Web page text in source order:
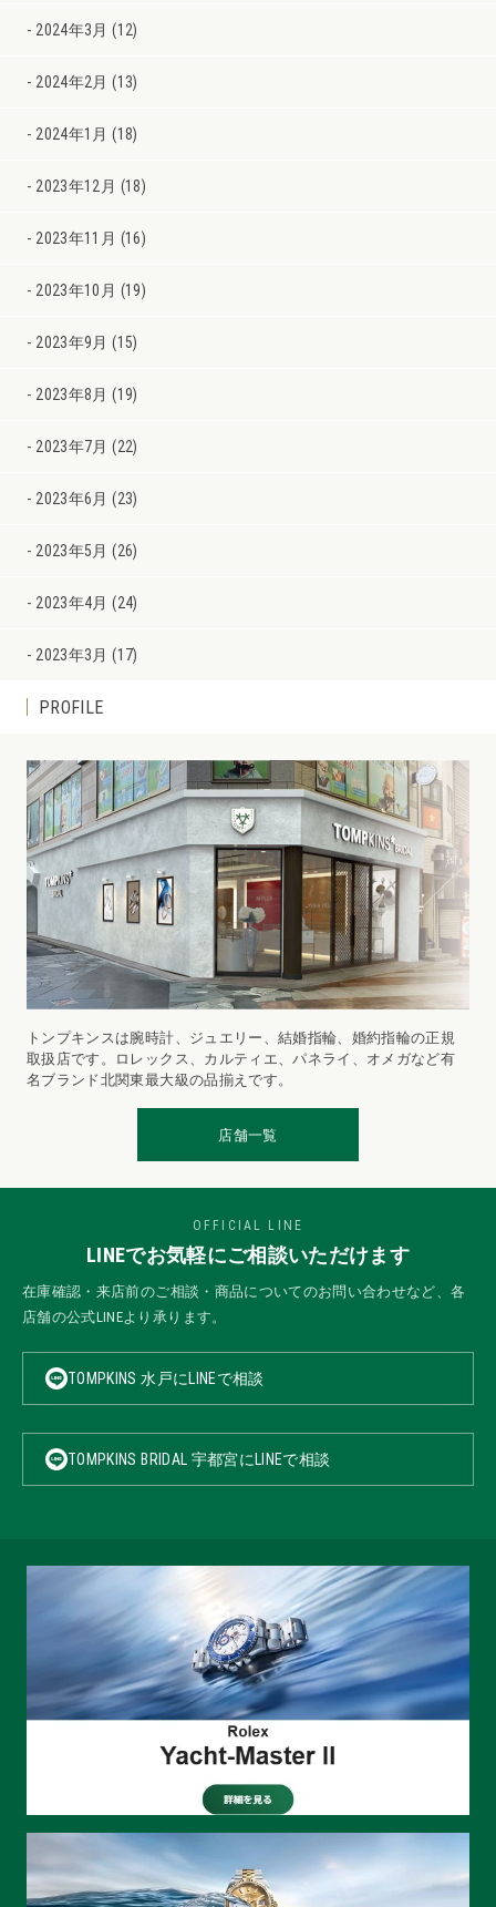
2024年3月 (12)
2024年2月 (13)
2024年1月 (18)
2023年12月 (18)
2023年11月 (16)
2023年10月 (19)
2023年9月 (15)
2023年8月 (19)
2023年7月 (22)
2023年6月 (23)
2023年5月 (26)
2023年4月 (24)
2023年3月 (17)
PROFILE
トンプキンスは腕時計、ジュエリー、結婚指輪、婚約指輪の正規
取扱店です。ロレックス、カルティエ、パネライ、オメガなど有
名ブランド北関東最大級の品揃えです。
店舗一覧
OFFICIAL LINE
LINEでお気軽にご相談いただけます
在庫確認・来店前のご相談・商品についてのお問い合わせなど、各
店舗の公式LINEより承ります。
TOMPKINS 水戸にLINEで相談
TOMPKINS BRIDAL 宇都宮にLINEで相談